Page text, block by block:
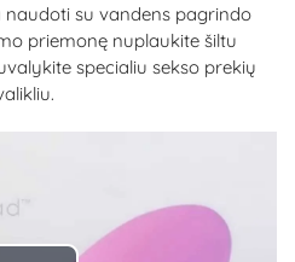
su vandens pagrindo
priemonę nuplaukite šiltu
specialiu sekso prekių